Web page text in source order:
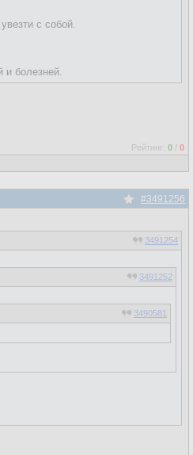
с собой.
и болезней.
Рейтинг: 0 / 0
#3491256
3491254
3491252
3490581